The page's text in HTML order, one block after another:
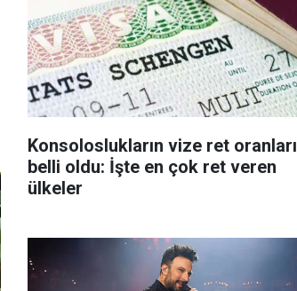
Konsoloslukların vize ret oranları
belli oldu: İşte en çok ret veren
ülkeler